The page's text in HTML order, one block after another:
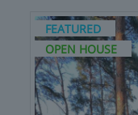
FEATURED
OPEN HOUSE